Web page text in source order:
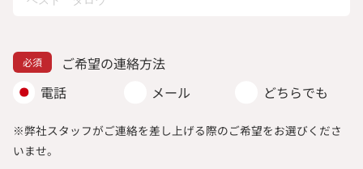
ご希望の連絡方法
電話
メール どちらでも
※弊社スタッフがご連絡を差し上げる際のご希望をお選びくださ
いませ。